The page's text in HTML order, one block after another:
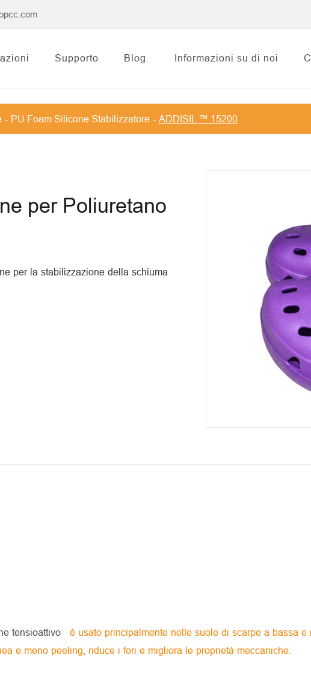
Supporto Blog. Informazioni su di noi
PU Foam Silicone Stabilizzatore ADDISIL ™ 15200
per Poliuretano
per la stabilizzazione della schiuma
tensioattivo
è usato principalmente nelle suole di scarpe a bassa e
e meno peeling, riduce i fori e migliora le proprietà meccaniche.